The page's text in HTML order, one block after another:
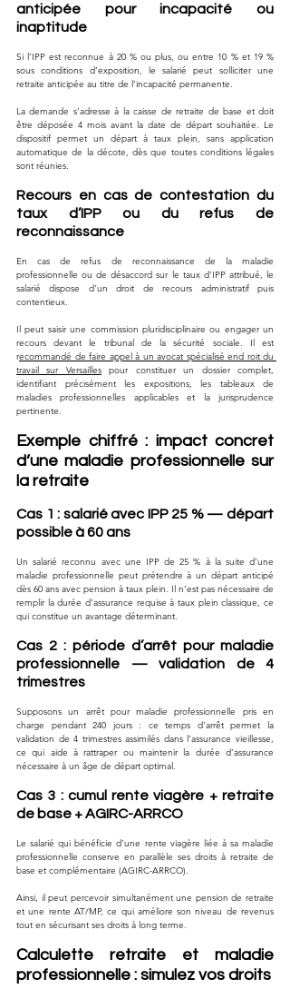
anticipée pour incapacité ou
inaptitude
Si l’IPP est reconnue à 20 % ou plus, ou entre 10 % et 19 %
sous conditions d’exposition, le salarié peut solliciter une
retraite anticipée au titre de l’incapacité permanente.
La demande s’adresse à la caisse de retraite de base et doit
être déposée 4 mois avant la date de départ souhaitée. Le
dispositif permet un départ à taux plein, sans application
automatique de la décote, dès que toutes conditions légales
sont réunies.
Recours en cas de contestation du
taux d’IPP ou du refus de
reconnaissance
En cas de refus de reconnaissance de la maladie
professionnelle ou de désaccord sur le taux d’IPP attribué, le
salarié dispose d’un droit de recours administratif puis
contentieux.
Il peut saisir une commission pluridisciplinaire ou engager un
recours devant le tribunal de la sécurité sociale. Il est
recommandé de faire appel à un avocat spécialisé end roit du
travail sur Versailles pour constituer un dossier complet,
identifiant précisément les expositions, les tableaux de
maladies professionnelles applicables et la jurisprudence
pertinente.
Exemple chiffré : impact concret
d’une maladie professionnelle sur
la retraite
Cas 1 : salarié avec IPP 25 % — départ
possible à 60 ans
Un salarié reconnu avec une IPP de 25 % à la suite d’une
maladie professionnelle peut prétendre à un départ anticipé
dès 60 ans avec pension à taux plein. Il n’est pas nécessaire de
remplir la durée d’assurance requise à taux plein classique, ce
qui constitue un avantage déterminant.
Cas 2 : période d’arrêt pour maladie
professionnelle — validation de 4
trimestres
Supposons un arrêt pour maladie professionnelle pris en
charge pendant 240 jours : ce temps d’arrêt permet la
validation de 4 trimestres assimilés dans l’assurance vieillesse,
ce qui aide à rattraper ou maintenir la durée d’assurance
nécessaire à un âge de départ optimal.
Cas 3 : cumul rente viagère + retraite
de base + AGIRC-ARRCO
Le salarié qui bénéficie d’une rente viagère liée à sa maladie
professionnelle conserve en parallèle ses droits à retraite de
base et complémentaire (AGIRC-ARRCO).
Ainsi, il peut percevoir simultanément une pension de retraite
et une rente AT/MP, ce qui améliore son niveau de revenus
tout en sécurisant ses droits à long terme.
Calculette retraite et maladie
professionnelle : simulez vos droits